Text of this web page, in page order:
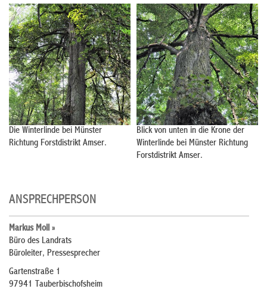
Die Winterlinde bei Münster
Richtung Forstdistrikt Amser.
Blick von unten in die Krone der
Winterlinde bei Münster Richtung
Forstdistrikt Amser.
ANSPRECHPERSON
Markus Moll »
Büro des Landrats
Büroleiter, Pressesprecher
Gartenstraße 1
97941 Tauberbischofsheim